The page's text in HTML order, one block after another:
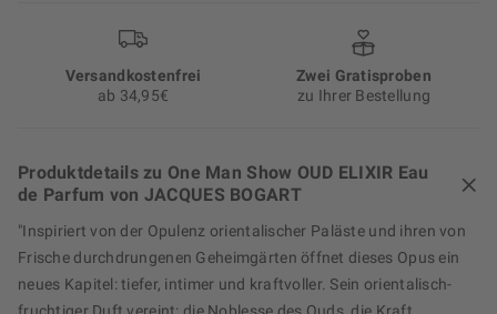
Versand­kosten­frei
ab 34,95€
Zwei Gratisproben
zu Ihrer Bestellung
Produktdetails zu One Man Show OUD ELIXIR Eau
de Parfum von JACQUES BOGART
"Inspiriert von der Opulenz orientalischer Paläste und ihren von
Frische durchdrungenen Geheimgärten öffnet dieses Opus ein
neues Kapitel: tiefer, intimer und kraftvoller. Sein orientalisch-